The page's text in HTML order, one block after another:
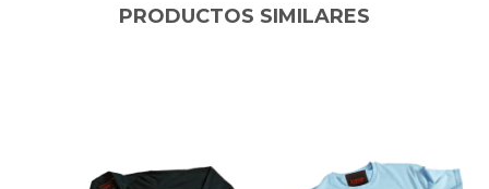
PRODUCTOS SIMILARES